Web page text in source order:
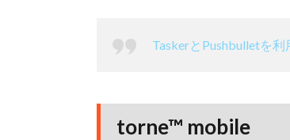
TaskerとPushbulletを
torne™ mobile